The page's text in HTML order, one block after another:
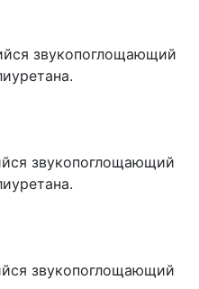
звукопоглощающий
звукопоглощающий
звукопоглощающий